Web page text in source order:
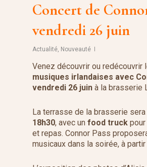
Concert de
vendredi 26 juin
Actualité, Nouveauté
Venez découvrir ou redécouvrir
musiques irlandaises avec
vendredi 26 juin à la brasserie
La terrasse de la brasserie
18h30, avec un food truck
et repas. Connor Pass
musicaux dans la soirée, à partir